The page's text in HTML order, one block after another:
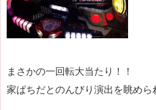
まさかの一回転大当たり！！
家ぱちだとのんびり演出を眺めら